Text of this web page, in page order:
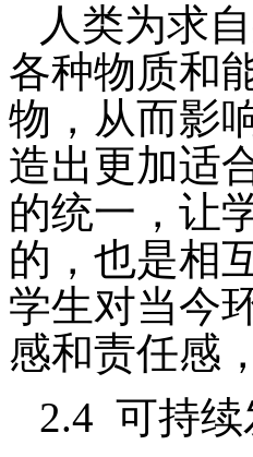
人类为求
各种物质和
物，从而影
造出更加适
的统一，让
的，也是相
学生对当今
感和责任感
2.4 可持